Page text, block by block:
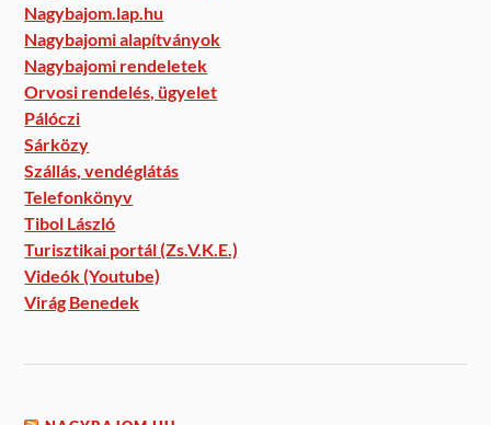
Nagybajom.lap.hu
Nagybajomi alapítványok
Nagybajomi rendeletek
Orvosi rendelés, ügyelet
Pálóczi
Sárközy
Szállás, vendéglátás
Telefonkönyv
Tibol László
Turisztikai portál (Zs.V.K.E.)
Videók (Youtube)
Virág Benedek